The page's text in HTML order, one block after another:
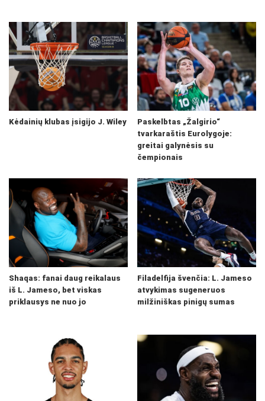
Kėdainių klubas įsigijo J. Wiley
Paskelbtas „Žalgirio“
tvarkaraštis Eurolygoje:
greitai galynėsis su
čempionais
Shaqas: fanai daug reikalaus
iš L. Jameso, bet viskas
priklausys ne nuo jo
Filadelfija švenčia: L. Jameso
atvykimas sugeneruos
milžiniškas pinigų sumas